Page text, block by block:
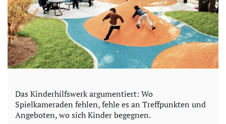
Das Kinderhilfswerk argumentiert: Wo
Spielkameraden fehlen, fehle es an Treffpunkten und
Angeboten, wo sich Kinder begegnen.